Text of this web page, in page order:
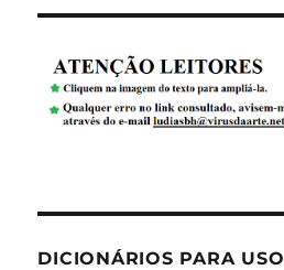
DICIONÁRIOS PARA USO